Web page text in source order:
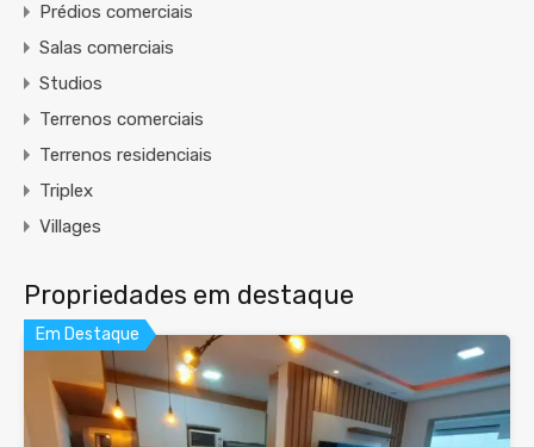
Prédios comerciais
Salas comerciais
Studios
Terrenos comerciais
Terrenos residenciais
Triplex
Villages
Propriedades em destaque
Em Destaque